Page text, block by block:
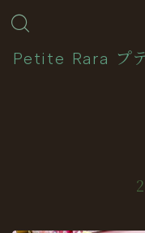
Petite Rara プ
MENU